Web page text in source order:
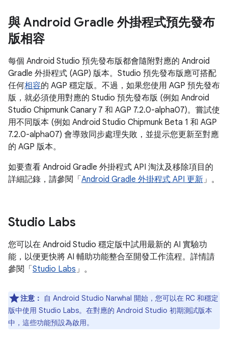
與 Android Gradle 外掛程式預先發布
版相容
每個 Android Studio 預先發布版都會隨附對應的 Android
Gradle 外掛程式 (AGP) 版本。Studio 預先發布版應可搭配
任何相容的 AGP 穩定版。不過，如果您使用 AGP 預先發布
版，就必須使用對應的 Studio 預先發布版 (例如 Android
Studio Chipmunk Canary 7 和 AGP 7.2.0-alpha07)。嘗試使
用不同版本 (例如 Android Studio Chipmunk Beta 1 和 AGP
7.2.0-alpha07) 會導致同步處理失敗，並提示您更新至對應
的 AGP 版本。
如要查看 Android Gradle 外掛程式 API 淘汰及移除項目的
詳細記錄，請參閱「 Android Gradle 外掛程式 API 更新」。
Studio Labs
您可以在 Android Studio 穩定版中試用最新的 AI 實驗功
能，以便更快將 AI 輔助功能整合至開發工作流程。詳情請
參閱「 Studio Labs」。
注意：
自 Android Studio Narwhal 開始，您可以在 RC 和穩定
版中使用 Studio Labs。在對應的 Android Studio 初期測試版本
中，這些功能預設為啟用。